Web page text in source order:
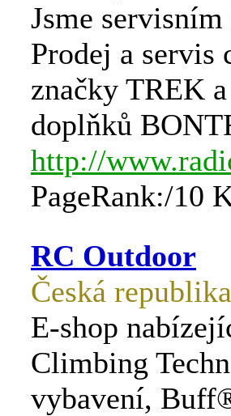
Jsme
Prodej a
značky TREK
doplňků
http://
PageRank:/10
RC Outdoor
Česká republika
E-shop
Climbing
vybavení,